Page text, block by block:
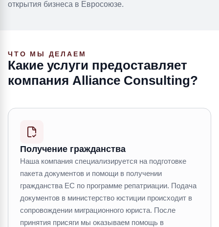
открытия бизнеса в Евросоюзе.
ЧТО МЫ ДЕЛАЕМ
Какие услуги предоставляет
компания Alliance Consulting?
Получение гражданства
Наша компания специализируется на подготовке
пакета документов и помощи в получении
гражданства ЕС по программе репатриации. Подача
документов в министерство юстиции происходит в
сопровождении миграционного юриста. После
принятия присяги мы оказываем помощь в